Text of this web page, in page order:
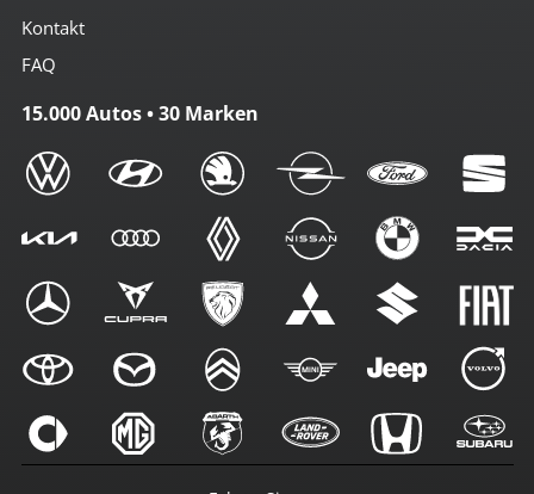
Kontakt
FAQ
15.000 Autos • 30 Marken